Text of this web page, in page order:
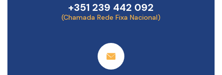
+351 239 442 092
(Chamada Rede Fixa Nacional)